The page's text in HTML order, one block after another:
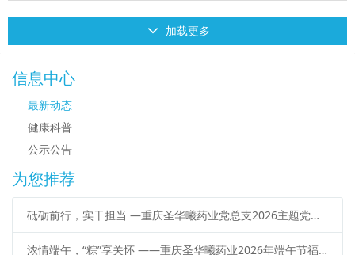
加载更多
信息中心
最新动态
健康科普
公示公告
为您推荐
砥砺前行，实干担当 —重庆圣华曦药业党总支2026主题党建活动走进江津
浓情端午，“粽”享关怀 ——重庆圣华曦药业2026年端午节福利暖心发放